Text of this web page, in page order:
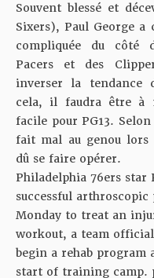
Souvent blessé et
Sixers), Paul George a
compliquée du côté
Pacers et des
inverser la tendance
cela, il faudra être à
facile pour PG13.
fait mal au genou lors
dû se faire opérer.
Philadelphia 76ers star
successful
Monday to treat an
workout, a team
begin a rehab program
start of training camp.